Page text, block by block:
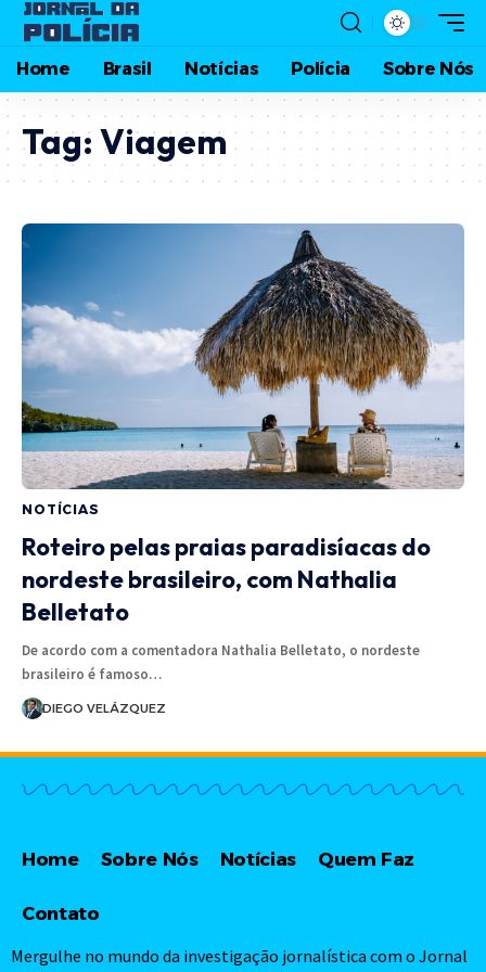
Home Brasil Notícias Polícia Sobre Nós
Tag: Viagem
NOTÍCIAS
Roteiro pelas praias paradisíacas do
nordeste brasileiro, com Nathalia
Belletato
De acordo com a comentadora Nathalia Belletato, o nordeste
brasileiro é famoso…
DIEGO VELÁZQUEZ
Home Sobre Nós Notícias Quem Faz
Contato
Mergulhe no mundo da investigação jornalística com o Jornal